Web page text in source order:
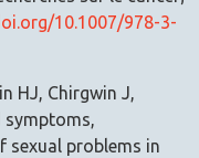
10.1007/978-3-
HJ, Chirgwin J,
symptoms,
sexual problems in